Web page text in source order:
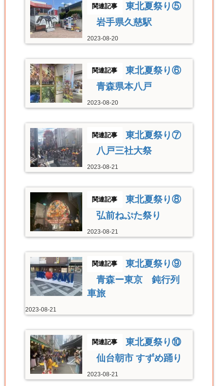
東北夏祭り⑤
岩手県久慈駅
2023-08-20
東北夏祭り⑥
青森県本八戸
2023-08-20
東北夏祭り⑦
八戸三社大祭
2023-08-21
東北夏祭り⑧
弘前ねぷた祭り
2023-08-21
東北夏祭り⑨
青森ー東京 鈍行列
車旅
2023-08-21
東北夏祭り⑩
仙台朝市 すずめ踊り
2023-08-21